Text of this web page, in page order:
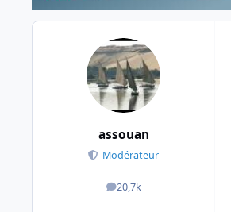
assouan
Modérateur
20,7k
messages